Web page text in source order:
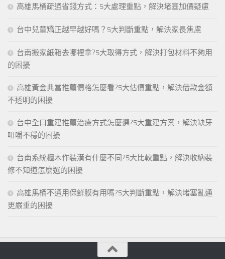
高雄馬桶疏通省錢方式：5大處理重點，解決堵塞加價疑慮
台中兒童矯正越早越好嗎？5大判斷重點，解決家長焦慮
台南搬家紙箱去哪裡拿?5大取得方式，解決打包材料不夠用
的困擾
高雄黃金典當推薦價格怎麼看?5大估價重點，解決借款金額
不透明的困擾
台中全口重建推薦治療方式怎麼選?5大重建方案，解決缺牙
咀嚼不穩的困擾
台南系統櫃木作裝潢有什麼不同?5大比較重點，解決收納裝
修不知道怎麼選的困擾
高雄馬桶不通用保鮮膜有用嗎?5大判斷重點，解決堵塞亂通
更嚴重的困擾